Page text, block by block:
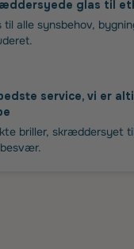
glas til
til alle synsbehov,
service, vi er
briller, skræddersyet